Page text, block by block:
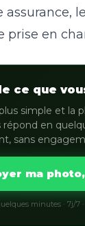
prise en
ce que
simple et la
répond en
sans
ma
minutes · 7j/7